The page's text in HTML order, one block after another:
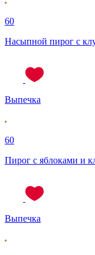
60
Насыпной пирог с
Выпечка
60
Пирог с яблоками и
Выпечка